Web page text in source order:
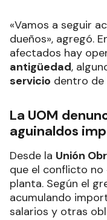
«Vamos a seguir
dueños», agregó.
afectados hay
antigüedad,
servicio dentro de
La UOM
aguinaldos
Desde la Unión
que el conflicto no
planta. Según el
acumulando
salarios y otras